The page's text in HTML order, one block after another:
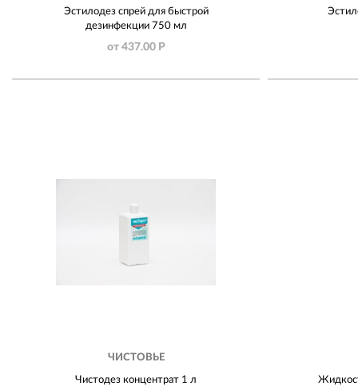
​Эстилодез спрей для быстрой
дезинфекции 750 мл
от 437.00 Р
ЧИСТОВЬЕ
Чистодез концентрат 1 л